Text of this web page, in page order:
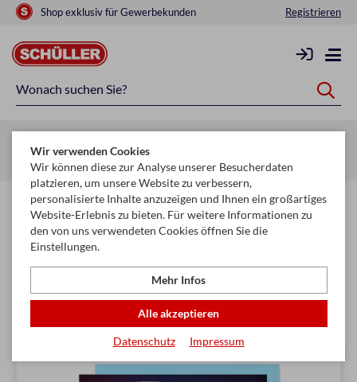
Shop exklusiv für Gewerbekunden Registrieren
Glückwunschkarten Kollektion
Fixzahl
Filtern & Sortieren
... 24 keyboard_arrow_right
Seite
Wir verwenden Cookies
Wir können diese zur Analyse unserer Besucherdaten
platzieren, um unsere Website zu verbessern,
personalisierte Inhalte anzuzeigen und Ihnen ein großartiges
Website-Erlebnis zu bieten. Für weitere Informationen zu
den von uns verwendeten Cookies öffnen Sie die
Einstellungen.
Mehr Infos
Alle akzeptieren
Datenschutz Impressum